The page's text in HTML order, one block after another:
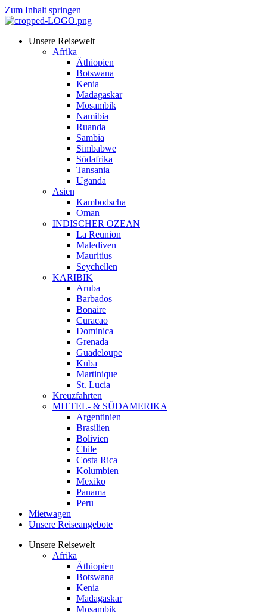
Zum Inhalt springen
Unsere Reisewelt
Afrika
Äthiopien
Botswana
Kenia
Madagaskar
Mosambik
Namibia
Ruanda
Sambia
Simbabwe
Südafrika
Tansania
Uganda
Asien
Kambodscha
Oman
INDISCHER OZEAN
La Reunion
Malediven
Mauritius
Seychellen
KARIBIK
Aruba
Barbados
Bonaire
Curacao
Dominica
Grenada
Guadeloupe
Kuba
Martinique
St. Lucia
Kreuzfahrten
MITTEL- & SÜDAMERIKA
Argentinien
Brasilien
Bolivien
Chile
Costa Rica
Kolumbien
Mexiko
Panama
Peru
Mietwagen
Unsere Reiseangebote
Unsere Reisewelt
Afrika
Äthiopien
Botswana
Kenia
Madagaskar
Mosambik